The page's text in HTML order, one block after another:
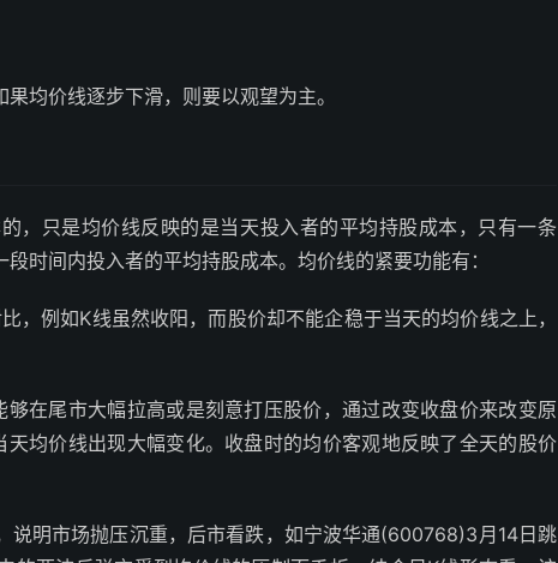
均价线逐步下滑，则要以观望为主。
，只是均价线反映的是当天投入者的平均持股成本，只有一条
时间内投入者的平均持股成本。均价线的紧要功能有：
，例如K线虽然收阳，而股价却不能企稳于当天的均价线之上，
在尾市大幅拉高或是刻意打压股价，通过改变收盘价来改变原
均价线出现大幅变化。收盘时的均价客观地反映了全天的股价
说明市场抛压沉重，后市看跌，如宁波华通(600768)3月14日跳